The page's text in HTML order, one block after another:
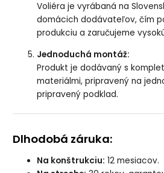
Voliéra je vyrábaná na
domácich dodávateľov, čím
produkciu a zaručujeme
Jednoduchá montáž:
Produkt je dodávaný s
materiálmi, pripravený na
pripravený podklad.
Dlhodobá záruka:
Na konštrukciu: 12 mesiacov.